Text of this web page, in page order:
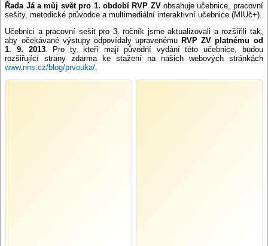
Řada Já a můj svět pro 1. období RVP ZVobsahuje učebnice, pracovní
sešity, metodické průvodce a multimediální interaktivní učebnice (MIUč+).
Učebnici a pracovní sešit pro 3. ročník jsme aktualizovali a rozšířili tak,
aby očekávané výstupy odpovídaly upravenému RVP ZV platnému od
1. 9. 2013. Pro ty, kteří mají původní vydání této učebnice, budou
rozšiřující strany zdarma ke stažení na našich webových stránkách
www.nns.cz/blog/prvouka/.